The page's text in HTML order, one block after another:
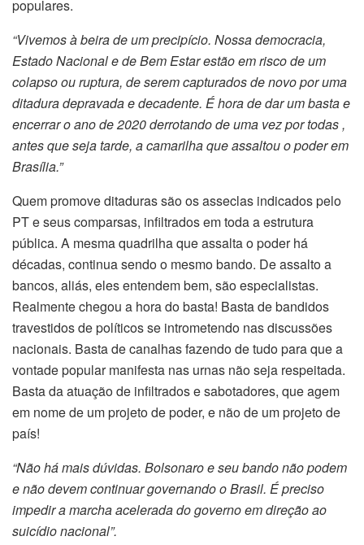
populares.
“Vivemos à beira de um precipício. Nossa democracia,
Estado Nacional e de Bem Estar estão em risco de um
colapso ou ruptura, de serem capturados de novo por uma
ditadura depravada e decadente. É hora de dar um basta e
encerrar o ano de 2020 derrotando de uma vez por todas ,
antes que seja tarde, a camarilha que assaltou o poder em
Brasília.”
Quem promove ditaduras são os asseclas indicados pelo
PT e seus comparsas, infiltrados em toda a estrutura
pública. A mesma quadrilha que assalta o poder há
décadas, continua sendo o mesmo bando. De assalto a
bancos, aliás, eles entendem bem, são especialistas.
Realmente chegou a hora do basta! Basta de bandidos
travestidos de políticos se intrometendo nas discussões
nacionais. Basta de canalhas fazendo de tudo para que a
vontade popular manifesta nas urnas não seja respeitada.
Basta da atuação de infiltrados e sabotadores, que agem
em nome de um projeto de poder, e não de um projeto de
país!
“Não há mais dúvidas. Bolsonaro e seu bando não podem
e não devem continuar governando o Brasil. É preciso
impedir a marcha acelerada do governo em direção ao
suicídio nacional”.